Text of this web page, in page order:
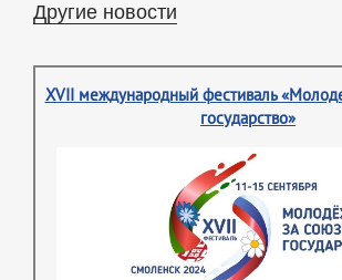
Другие новости
XVII международный фестиваль
государство»